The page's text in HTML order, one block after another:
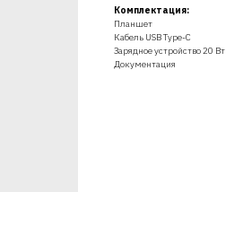
Комплектация:
Планшет
Кабель USB Type-C
Зарядное устройство 20 Вт
Документация